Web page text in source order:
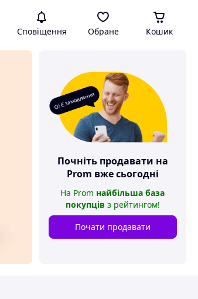
Сповіщення Обране Кошик
О! Є замовлення
Почніть продавати на
Prom вже сьогодні
На Prom найбільша база
покупців з рейтингом!
Почати продавати